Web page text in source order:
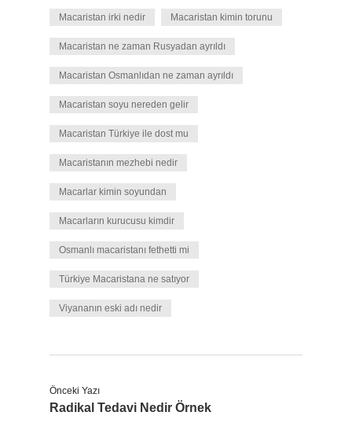
Macaristan irki nedir Macaristan kimin torunu
Macaristan ne zaman Rusyadan ayrıldı
Macaristan Osmanlıdan ne zaman ayrıldı
Macaristan soyu nereden gelir
Macaristan Türkiye ile dost mu
Macaristanın mezhebi nedir
Macarlar kimin soyundan
Macarların kurucusu kimdir
Osmanlı macaristanı fethetti mi
Türkiye Macaristana ne satıyor
Viyananın eski adı nedir
Önceki Yazı
Radikal Tedavi Nedir Örnek